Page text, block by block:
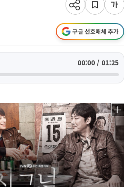
구글 선호매체 추가
00:00 / 01:25